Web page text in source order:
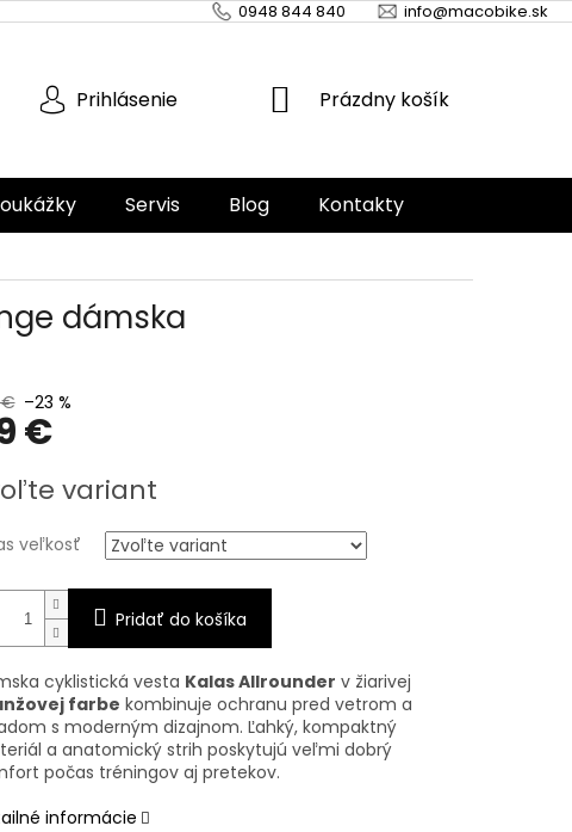
0948 844 840 info@macobike.sk
Prihlásenie
NÁKUPNÝ
Prázdny košík
Servis Blog Kontakty
dámska
€ –23 %
€
variant
veľkosť
Pridať do košíka
cyklistická vesta Kalas Allrounder v žiarivej
farbe kombinuje ochranu pred vetrom a
s moderným dizajnom. Ľahký, kompaktný
a anatomický strih poskytujú veľmi dobrý
počas tréningov aj pretekov.
informácie